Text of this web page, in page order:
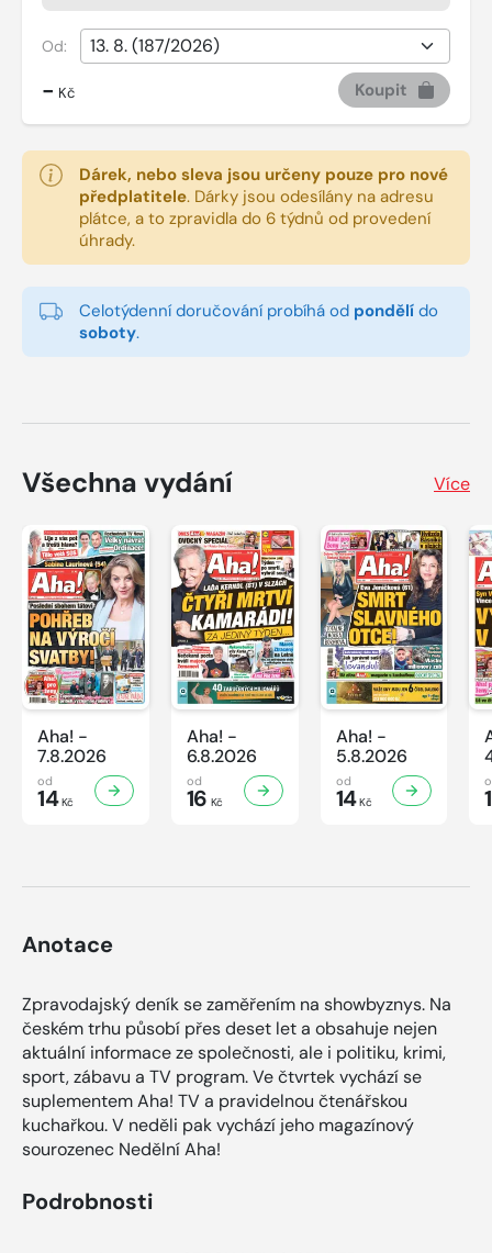
Od:
- Kč Koupit
Dárek, nebo sleva jsou určeny pouze pro nové
předplatitele. Dárky jsou odesílány na adresu
plátce, a to zpravidla do 6 týdnů od provedení
úhrady.
Celotýdenní doručování probíhá od pondělí do
soboty.
Všechna vydání Více
Aha! -
7.8.2026
od
14Kč
Aha! -
6.8.2026
od
16 Kč
Aha! -
5.8.2026
od
14Kč
Anotace
Zpravodajský deník se zaměřením na showbyznys. Na
českém trhu působí přes deset let a obsahuje nejen
aktuální informace ze společnosti, ale i politiku, krimi,
sport, zábavu a TV program. Ve čtvrtek vychází se
suplementem Aha! TV a pravidelnou čtenářskou
kuchařkou. V neděli pak vychází jeho magazínový
sourozenec Nedělní Aha!
Podrobnosti